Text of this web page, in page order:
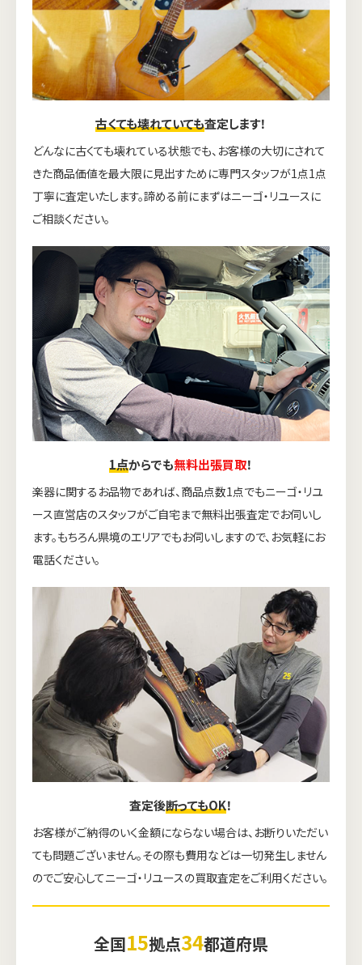
古くても壊れていても査定します！
どんなに古くても壊れている状態でも、お客様の大切にされて
きた商品価値を最大限に見出すために専門スタッフが1点1点
丁寧に査定いたします。諦める前にまずはニーゴ・リユースに
ご相談ください。
1点からでも無料出張買取！
楽器に関するお品物であれば、商品点数1点でもニーゴ・リユ
ース直営店のスタッフがご自宅まで無料出張査定でお伺いし
ます。もちろん県境のエリアでもお伺いしますので、お気軽にお
電話ください。
査定後断ってもOK！
お客様がご納得のいく金額にならない場合は、お断りいただい
ても問題ございません。その際も費用などは一切発生しません
のでご安心してニーゴ・リユースの買取査定をご利用ください。
全国15拠点34都道府県